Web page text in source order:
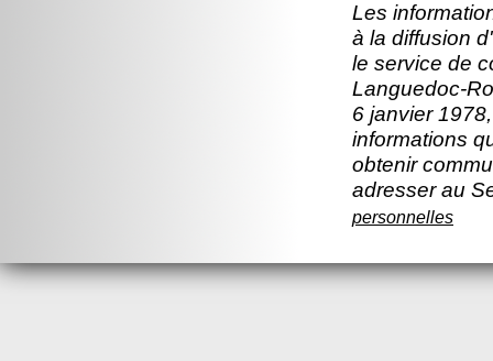
Les
à la diffusion
le service de
Languedoc-
6 janvier
informations
obtenir
adresser au
personnelles